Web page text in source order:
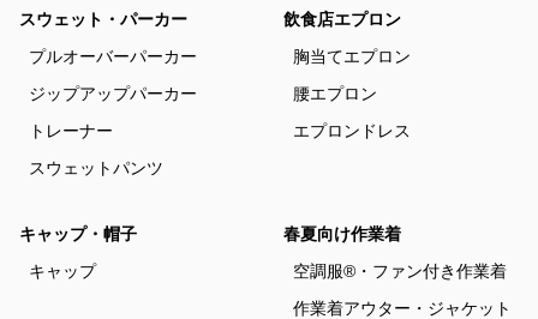
スウェット・パーカー
プルオーバーパーカー
ジップアップパーカー
トレーナー
スウェットパンツ
飲食店エプロン
胸当てエプロン
腰エプロン
エプロンドレス
キャップ・帽子
キャップ
春夏向け作業着
空調服®・ファン付き作業着
作業着アウター・ジャケット